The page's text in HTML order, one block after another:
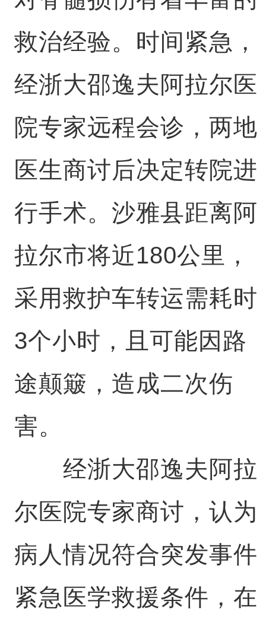
救治经验。时间紧急，
经浙大邵逸夫阿拉尔医
院专家远程会诊，两地
医生商讨后决定转院进
行手术。沙雅县距离阿
拉尔市将近180公里，
采用救护车转运需耗时
3个小时，且可能因路
途颠簸，造成二次伤
害。
经浙大邵逸夫阿拉
尔医院专家商讨，认为
病人情况符合突发事件
紧急医学救援条件，在